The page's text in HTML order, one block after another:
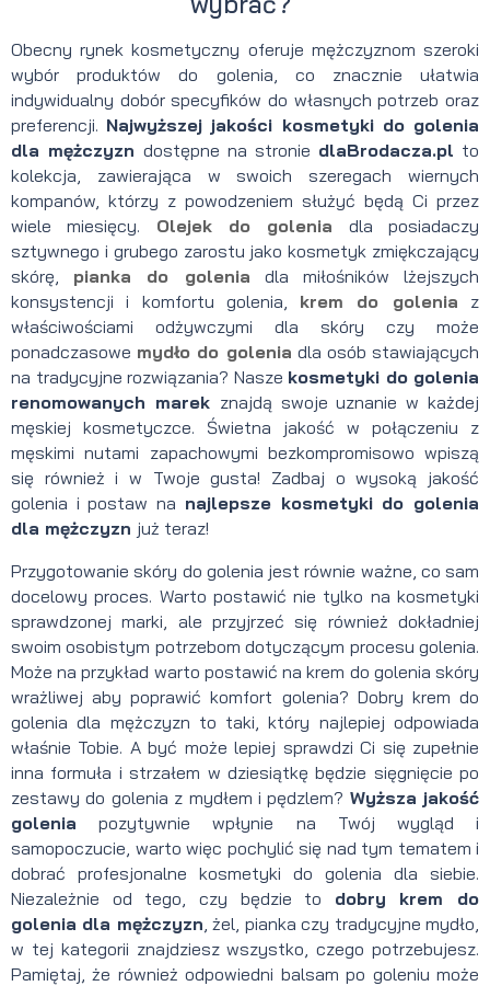
Obecny rynek kosmetyczny oferuje mężczyznom szeroki
wybór produktów do golenia, co znacznie ułatwia
indywidualny dobór specyfików do własnych potrzeb oraz
preferencji. Najwyższej jakości kosmetyki do golenia
dla mężczyzn dostępne na stronie dlaBrodacza.pl to
kolekcja, zawierająca w swoich szeregach wiernych
kompanów, którzy z powodzeniem służyć będą Ci przez
wiele miesięcy. Olejek do golenia dla posiadaczy
sztywnego i grubego zarostu jako kosmetyk zmiękczający
skórę, pianka do golenia dla miłośników lżejszych
konsystencji i komfortu golenia, krem do golenia z
właściwościami odżywczymi dla skóry czy może
ponadczasowe mydło do golenia dla osób stawiających
na tradycyjne rozwiązania? Nasze kosmetyki do golenia
renomowanych marek znajdą swoje uznanie w każdej
męskiej kosmetyczce. Świetna jakość w połączeniu z
męskimi nutami zapachowymi bezkompromisowo wpiszą
się również i w Twoje gusta! Zadbaj o wysoką jakość
golenia i postaw na najlepsze kosmetyki do golenia
dla mężczyzn już teraz!
Przygotowanie skóry do golenia jest równie ważne, co sam
docelowy proces. Warto postawić nie tylko na kosmetyki
sprawdzonej marki, ale przyjrzeć się również dokładniej
swoim osobistym potrzebom dotyczącym procesu golenia.
Może na przykład warto postawić na krem do golenia skóry
wrażliwej aby poprawić komfort golenia? Dobry krem do
golenia dla mężczyzn to taki, który najlepiej odpowiada
właśnie Tobie. A być może lepiej sprawdzi Ci się zupełnie
inna formuła i strzałem w dziesiątkę będzie sięgnięcie po
zestawy do golenia z mydłem i pędzlem? Wyższa jakość
golenia pozytywnie wpłynie na Twój wygląd i
samopoczucie, warto więc pochylić się nad tym tematem i
dobrać profesjonalne kosmetyki do golenia dla siebie.
Niezależnie od tego, czy będzie to dobry krem do
golenia dla mężczyzn , żel, pianka czy tradycyjne mydło,
w tej kategorii znajdziesz wszystko, czego potrzebujesz.
Pamiętaj, że również odpowiedni balsam po goleniu może